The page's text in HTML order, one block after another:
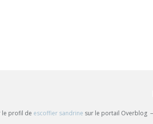
le profil de escoffier sandrine sur le portail Overblog